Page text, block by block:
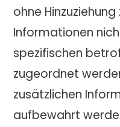
ohne
Informationen
spezifischen
zugeordnet
zusätzlichen
aufbewahrt